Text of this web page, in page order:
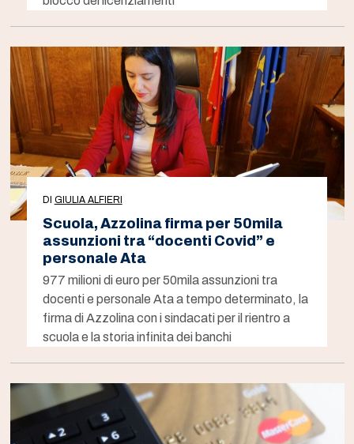
DI GIULIA ALFIERI
Scuola, Azzolina firma per 50mila
assunzioni tra “docenti Covid” e
personale Ata
977 milioni di euro per 50mila assunzioni tra
docenti e personale Ata a tempo determinato, la
firma di Azzolina con i sindacati per il rientro a
scuola e la storia infinita dei banchi